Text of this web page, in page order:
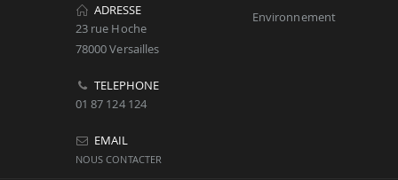
ADRESSE
23 rue Hoche
78000 Versailles
TELEPHONE
01 87 124 124
EMAIL
NOUS CONTACTER
Environnement